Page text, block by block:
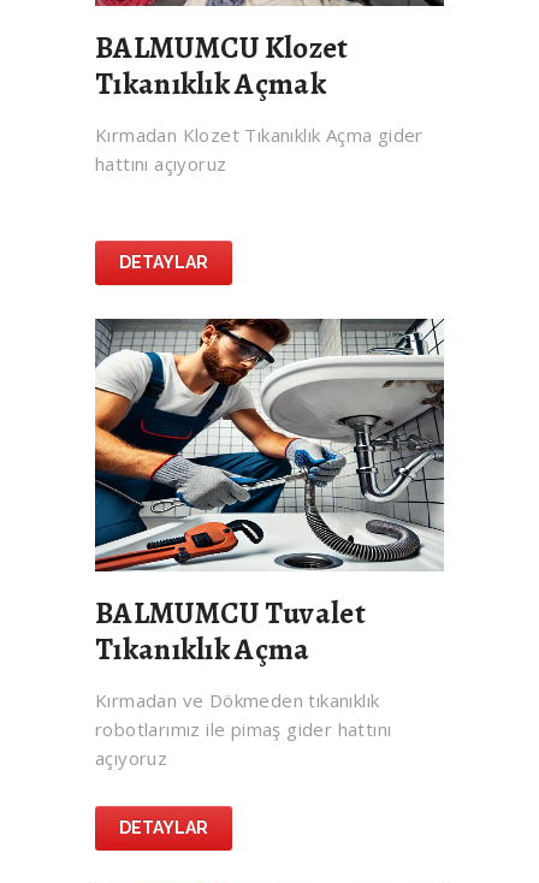
BALMUMCU Klozet
Tıkanıklık Açmak
Kırmadan Klozet Tıkanıklık Açma gider
hattını açıyoruz
DETAYLAR
BALMUMCU Tuvalet
Tıkanıklık Açma
Kırmadan ve Dökmeden tıkanıklık
robotlarımız ile pimaş gider hattını
açıyoruz
DETAYLAR